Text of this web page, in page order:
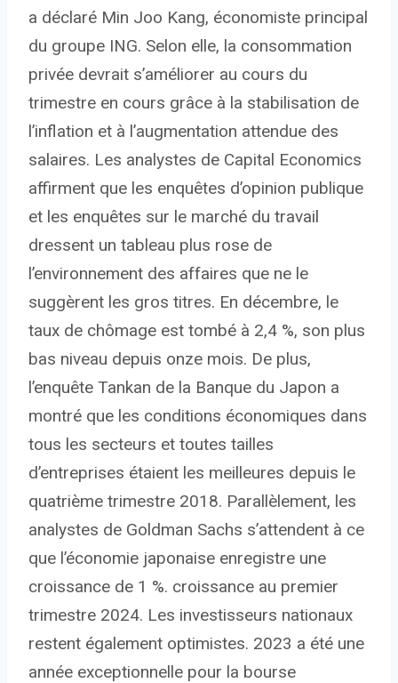
a déclaré Min Joo Kang, économiste principal
du groupe ING. Selon elle, la consommation
privée devrait s’améliorer au cours du
trimestre en cours grâce à la stabilisation de
l’inflation et à l’augmentation attendue des
salaires. Les analystes de Capital Economics
affirment que les enquêtes d’opinion publique
et les enquêtes sur le marché du travail
dressent un tableau plus rose de
l’environnement des affaires que ne le
suggèrent les gros titres. En décembre, le
taux de chômage est tombé à 2,4 %, son plus
bas niveau depuis onze mois. De plus,
l’enquête Tankan de la Banque du Japon a
montré que les conditions économiques dans
tous les secteurs et toutes tailles
d’entreprises étaient les meilleures depuis le
quatrième trimestre 2018. Parallèlement, les
analystes de Goldman Sachs s’attendent à ce
que l’économie japonaise enregistre une
croissance de 1 %. croissance au premier
trimestre 2024. Les investisseurs nationaux
restent également optimistes. 2023 a été une
année exceptionnelle pour la bourse